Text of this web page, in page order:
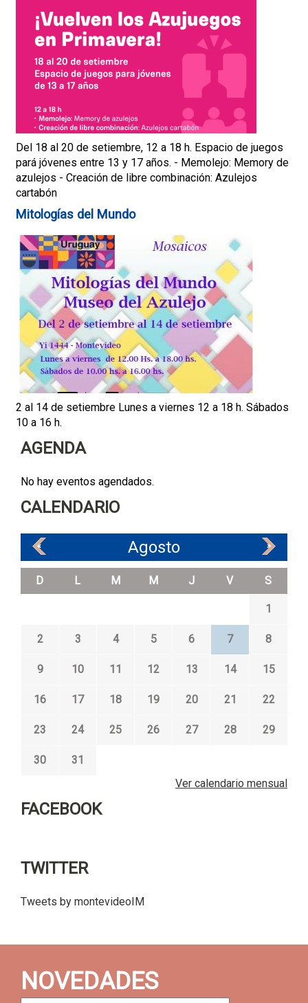
Del 18 al 20 de setiembre, 12 a 18 h. Espacio de juegos
pará jóvenes entre 13 y 17 años. - Memolejo: Memory de
azulejos - Creación de libre combinación: Azulejos
cartabón
Mitologías del Mundo
2 al 14 de setiembre Lunes a viernes 12 a 18 h. Sábados
10 a 16 h.
AGENDA
No hay eventos agendados.
CALENDARIO
Agosto
« »
D L M M J V S
1
2 3 4 5 6 7 8
9 10 11 12 13 14 15
16 17 18 19 20 21 22
23 24 25 26 27 28 29
30
31
Ver calendario mensual
FACEBOOK
TWITTER
Tweets by montevideoIM
NOVEDADES